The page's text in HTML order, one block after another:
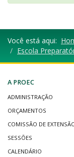
Você está aqui:
Escola
A PROEC
ADMINISTRAÇÃO
ORÇAMENTOS
COMISSÃO DE
SESSÕES
CALENDÁRIO